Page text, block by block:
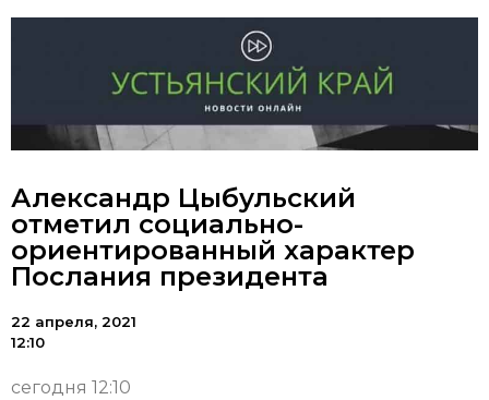
Александр Цыбульский
отметил социально-
ориентированный характер
Послания президента
22 апреля, 2021
12:10
сегодня 12:10